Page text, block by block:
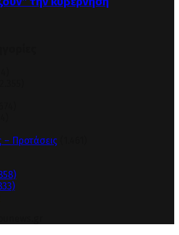
Προτάσεις